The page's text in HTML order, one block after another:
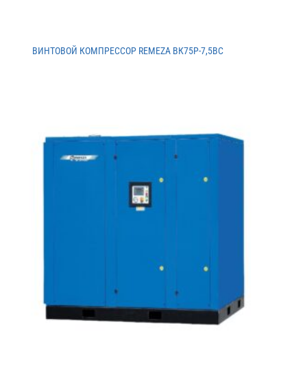
ВИНТОВОЙ КОМПРЕССОР REMEZA ВК75Р-7,5ВС